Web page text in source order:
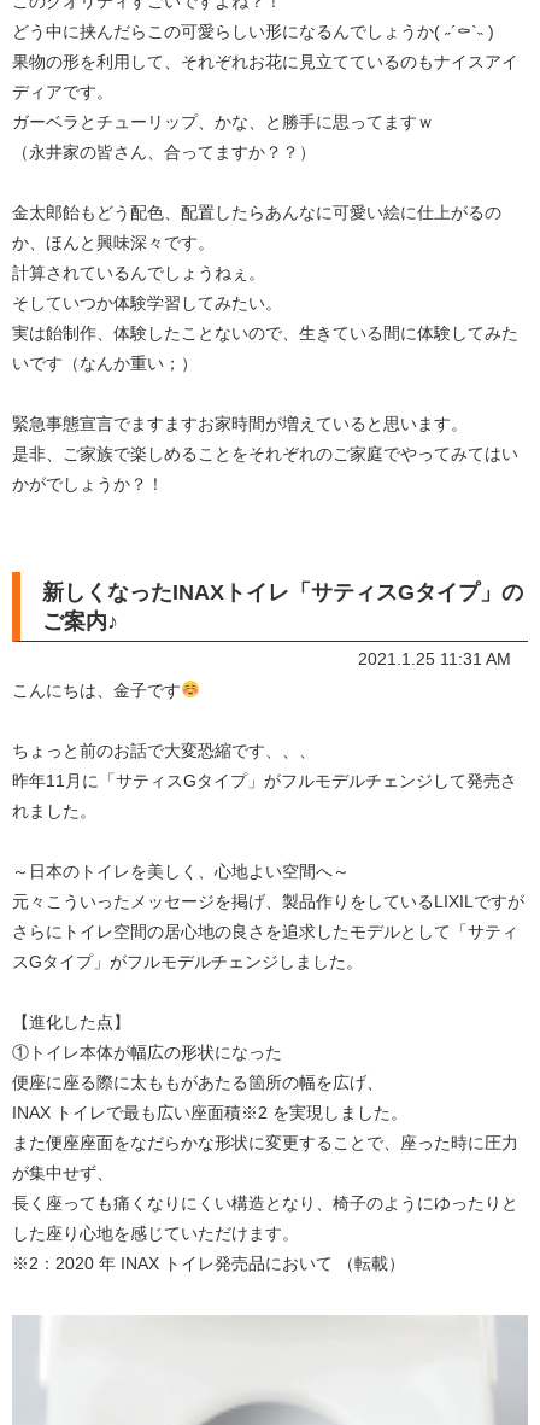
どう中に挟んだらこの可愛らしい形になるんでしょうか( ˶´⚰︎`˵ )
果物の形を利用して、それぞれお花に見立てているのもナイスアイ
ディアです。
ガーベラとチューリップ、かな、と勝手に思ってますｗ
（永井家の皆さん、合ってますか？？）
金太郎飴もどう配色、配置したらあんなに可愛い絵に仕上がるの
か、ほんと興味深々です。
計算されているんでしょうねぇ。
そしていつか体験学習してみたい。
実は飴制作、体験したことないので、生きている間に体験してみた
いです（なんか重い；）
緊急事態宣言でますますお家時間が増えていると思います。
是非、ご家族で楽しめることをそれぞれのご家庭でやってみてはい
かがでしょうか？！
新しくなったINAXトイレ「サティスGタイプ」の
ご案内♪
2021.1.25 11:31 AM
こんにちは、金子です
ちょっと前のお話で大変恐縮です、、、
昨年11月に「サティスGタイプ」がフルモデルチェンジして発売さ
れました。
～日本のトイレを美しく、心地よい空間へ～
元々こういったメッセージを掲げ、製品作りをしているLIXILですが
さらにトイレ空間の居心地の良さを追求したモデルとして「サティ
スGタイプ」がフルモデルチェンジしました。
【進化した点】
①トイレ本体が幅広の形状になった
便座に座る際に太ももがあたる箇所の幅を広げ、
INAX トイレで最も広い座面積※2 を実現しました。
また便座座面をなだらかな形状に変更することで、座った時に圧力
が集中せず、
長く座っても痛くなりにくい構造となり、椅子のようにゆったりと
した座り心地を感じていただけます。
※2：2020 年 INAX トイレ発売品において （転載）